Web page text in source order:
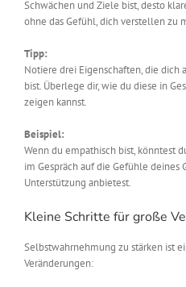
Schwächen und Ziele bist, desto
ohne das Gefühl, dich verstellen zu
Tipp:
Notiere drei Eigenschaften, die dich
bist. Überlege dir, wie du diese in
zeigen kannst.
Beispiel:
Wenn du empathisch bist, könntest
im Gespräch auf die Gefühle deines
Unterstützung anbietest.
Kleine Schritte für große
Selbstwahrnehmung zu stärken ist
Veränderungen: